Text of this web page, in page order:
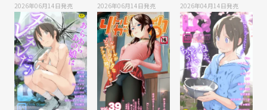
2026年06月14日発売 2026年06月14日発売 2026年04月14日発売